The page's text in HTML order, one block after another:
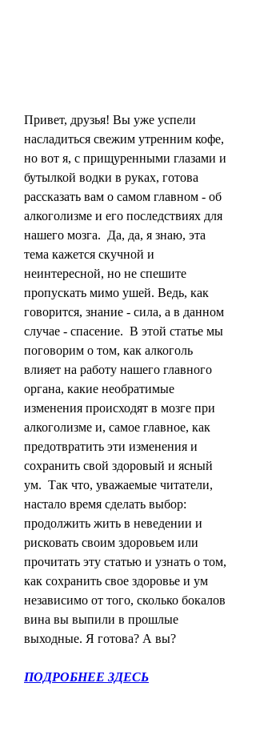
Привет, друзья! Вы уже успели
насладиться свежим утренним кофе,
но вот я, с прищуренными глазами и
бутылкой водки в руках, готова
рассказать вам о самом главном - об
алкоголизме и его последствиях для
нашего мозга.  Да, да, я знаю, эта
тема кажется скучной и
неинтересной, но не спешите
пропускать мимо ушей. Ведь, как
говорится, знание - сила, а в данном
случае - спасение.  В этой статье мы
поговорим о том, как алкоголь
влияет на работу нашего главного
органа, какие необратимые
изменения происходят в мозге при
алкоголизме и, самое главное, как
предотвратить эти изменения и
сохранить свой здоровый и ясный
ум.  Так что, уважаемые читатели,
настало время сделать выбор:
продолжить жить в неведении и
рисковать своим здоровьем или
прочитать эту статью и узнать о том,
как сохранить свое здоровье и ум
независимо от того, сколько бокалов
вина вы выпили в прошлые
выходные. Я готова? А вы?
ПОДРОБНЕЕ ЗДЕСЬ